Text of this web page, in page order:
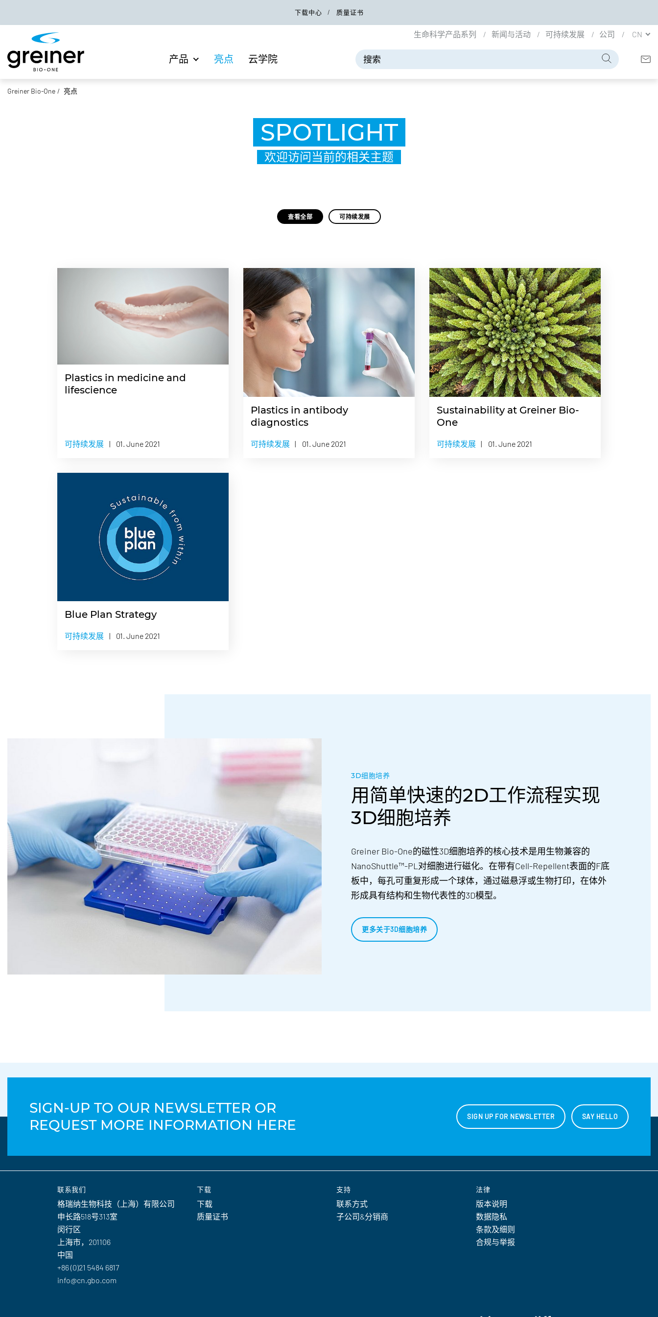
下载中心 质量证书
产品 亮点 (CURRENT)
云学院
生命科学产品系列 新闻与活动 可持续发展 公司 CN
Greiner Bio-One 亮点
SPOTLIGHT
欢迎访问当前的相关主题
查看全部 可持续发展
Plastics in medicine and
lifescience
可持续发展 | 01. June 2021
Plastics in antibody
diagnostics
可持续发展 | 01. June 2021
Sustainability at Greiner Bio-
One
可持续发展 | 01. June 2021
Blue Plan Strategy
可持续发展 | 01. June 2021
3D细胞培养
用简单快速的2D工作流程实现
3D细胞培养
Greiner Bio-One的磁性3D细胞培养的核心技术是用生物兼容的
NanoShuttle™-PL对细胞进行磁化。在带有Cell-Repellent表面的F底
板中，每孔可重复形成一个球体，通过磁悬浮或生物打印，在体外
形成具有结构和生物代表性的3D模型。
更多关于3D细胞培养
SIGN-UP TO OUR NEWSLETTER OR
REQUEST MORE INFORMATION HERE
SIGN UP FOR NEWSLETTER SAY HELLO
联系我们
格瑞纳生物科技（上海）有限公司
申长路518号313室
闵行区
上海市，201106
中国
+86 (0)21 5484 6817
info@cn.gbo.com
下载
下载
质量证书
支持
联系方式
子公司&分销商
法律
版本说明
数据隐私
条款及细则
合规与举报